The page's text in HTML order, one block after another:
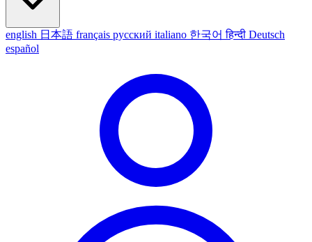
english 日本語 français русский italiano 한국어हिन्दी Deutsch
español